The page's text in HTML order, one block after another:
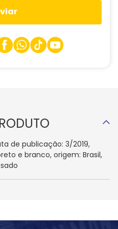
de publicação: 3/2019,
e branco, origem: Brasil,